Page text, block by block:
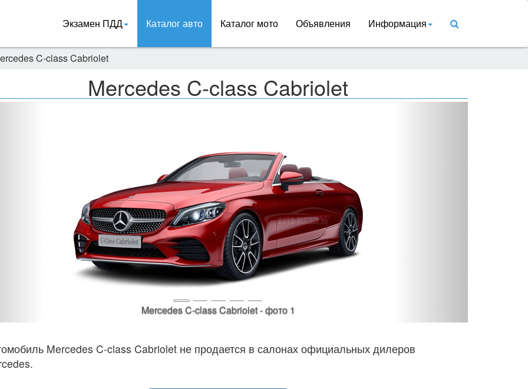
Экзамен ПДД Каталог авто Каталог мото Объявления Информация
C-class Cabriolet
Mercedes C-class Cabriolet
Mercedes C-class Cabriolet - фото 1
Mercedes C-class Cabriolet не продается в салонах официальных дилеров